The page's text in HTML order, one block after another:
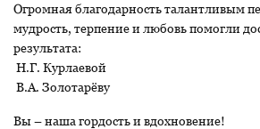
Огромная благодарность талантливым
мудрость, терпение и любовь помогли
результата:
Н.Г. Курлаевой
В.А. Золотарёву
Вы – наша гордость и вдохновение!